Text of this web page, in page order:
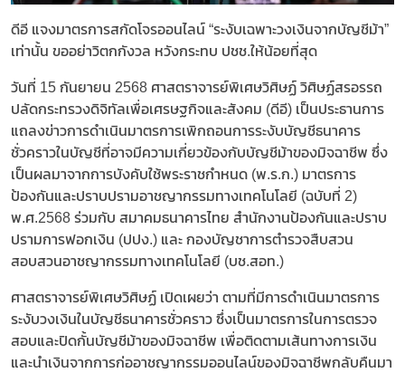
ดีอี แจงมาตรการสกัดโจรออนไลน์ “ระงับเฉพาะวงเงินจากบัญชีม้า”
เท่านั้น ขออย่าวิตกกังวล หวังกระทบ ปชช.ให้น้อยที่สุด
วันที่ 15 กันยายน 2568 ศาสตราจารย์พิเศษวิศิษฏ์ วิศิษฏ์สรอรรถ
ปลัดกระทรวงดิจิทัลเพื่อเศรษฐกิจและสังคม (ดีอี) เป็นประธานการ
แถลงข่าวการดำเนินมาตรการเพิกถอนการระงับบัญชีธนาคาร
ชั่วคราวในบัญชีที่อาจมีความเกี่ยวข้องกับบัญชีม้าของมิจฉาชีพ ซึ่ง
เป็นผลมาจากการบังคับใช้พระราชกำหนด (พ.ร.ก.) มาตรการ
ป้องกันและปราบปรามอาชญากรรมทางเทคโนโลยี (ฉบับที่ 2)
พ.ศ.2568 ร่วมกับ สมาคมธนาคารไทย สำนักงานป้องกันและปราบ
ปรามการฟอกเงิน (ปปง.) และ กองบัญชาการตำรวจสืบสวน
สอบสวนอาชญากรรมทางเทคโนโลยี (บช.สอท.)
ศาสตราจารย์พิเศษวิศิษฏ์ เปิดเผยว่า ตามที่มีการดำเนินมาตรการ
ระงับวงเงินในบัญชีธนาคารชั่วคราว ซึ่งเป็นมาตรการในการตรวจ
สอบและปิดกั้นบัญชีม้าของมิจฉาชีพ เพื่อติดตามเส้นทางการเงิน
และนำเงินจากการก่ออาชญากรรมออนไลน์ของมิจฉาชีพกลับคืนมา